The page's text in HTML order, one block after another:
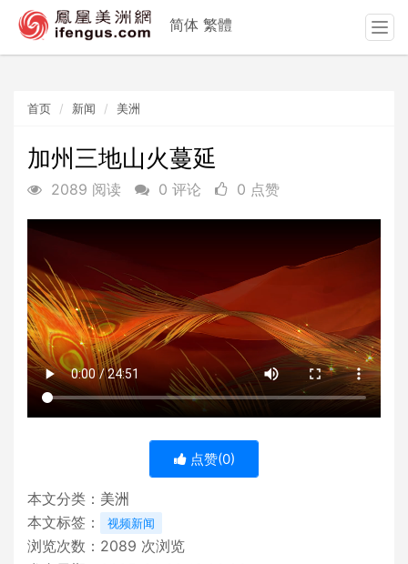
首页 新闻 美洲
加州三地山火蔓延
2089 阅读 0 评论 0 点赞
点赞(0)
本文分类： 美洲
本文标签：
视频新闻
浏览次数： 2089 次浏览
简体 繁體
T
o
i